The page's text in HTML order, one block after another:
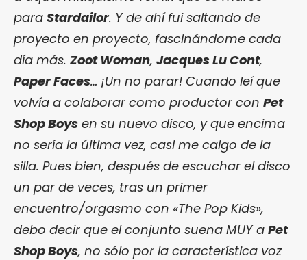
para Stardailor. Y de ahí fui saltando de
proyecto en proyecto, fascinándome cada
día más. Zoot Woman, Jacques Lu Cont,
Paper Faces… ¡Un no parar! Cuando leí que
volvía a colaborar como productor con Pet
Shop Boys en su nuevo disco, y que encima
no sería la última vez, casi me caigo de la
silla. Pues bien, después de escuchar el disco
un par de veces, tras un primer
encuentro/orgasmo con «The Pop Kids»,
debo decir que el conjunto suena MUY a Pet
Shop Boys, no sólo por la característica voz